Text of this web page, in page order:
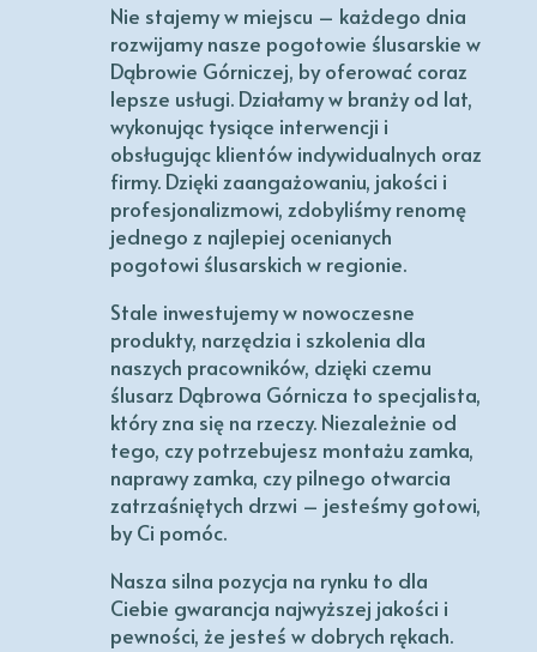
Nie stajemy w miejscu – każdego dnia
rozwijamy nasze pogotowie ślusarskie w
Dąbrowie Górniczej, by oferować coraz
lepsze usługi. Działamy w branży od lat,
wykonując tysiące interwencji i
obsługując klientów indywidualnych oraz
firmy. Dzięki zaangażowaniu, jakości i
profesjonalizmowi, zdobyliśmy renomę
jednego z najlepiej ocenianych
pogotowi ślusarskich w regionie.
Stale inwestujemy w nowoczesne
produkty, narzędzia i szkolenia dla
naszych pracowników, dzięki czemu
ślusarz Dąbrowa Górnicza to specjalista,
który zna się na rzeczy. Niezależnie od
tego, czy potrzebujesz montażu zamka,
naprawy zamka, czy pilnego otwarcia
zatrzaśniętych drzwi – jesteśmy gotowi,
by Ci pomóc.
Nasza silna pozycja na rynku to dla
Ciebie gwarancja najwyższej jakości i
pewności, że jesteś w dobrych rękach.